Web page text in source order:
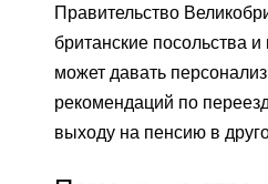
Правительство
британские посольства и
может давать
рекомендаций по
выходу на пенсию в